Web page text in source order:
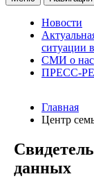
Новости
ситуации
СМИ о нас
ПРЕСС-
Главная
Центр
данных